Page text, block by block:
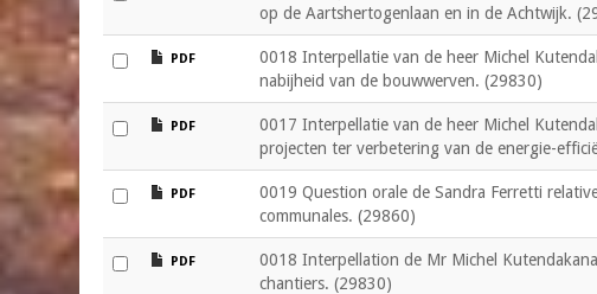
op de Aartshertogenlaan en in de Achtwijk.
file
PDF
0018 Interpellatie van de heer Michel
nabijheid van de bouwwerven. (29830)
file
PDF
0017 Interpellatie van de heer Michel
projecten ter verbetering van de energie-
file
PDF
0019 Question orale de Sandra Ferretti
communales. (29860)
file
PDF
0018 Interpellation de Mr Michel
chantiers. (29830)